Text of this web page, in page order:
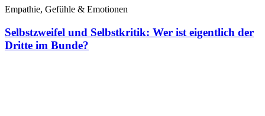
Empathie, Gefühle & Emotionen
Selbstzweifel und Selbstkritik: Wer ist eigentlich der
Dritte im Bunde?